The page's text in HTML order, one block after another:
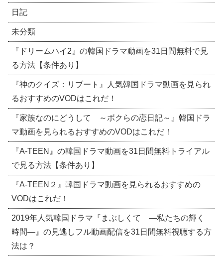
日記
未分類
『ドリームハイ2』の韓国ドラマ動画を31日間無料で見
る方法【条件あり】
『神のクイズ：リブート』人気韓国ドラマ動画を見られ
るおすすめのVODはこれだ！
『家族なのにどうして ～ボクらの恋日記～』韓国ドラ
マ動画を見られるおすすめのVODはこれだ！
『A-TEEN』の韓国ドラマ動画を31日間無料トライアル
で見る方法【条件あり】
『A-TEEN２』韓国ドラマ動画を見られるおすすめの
VODはこれだ！
2019年人気韓国ドラマ『まぶしくて ―私たちの輝く
時間―』の見逃しフル動画配信を31日間無料視聴する方
法は？